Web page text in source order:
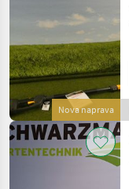
Nova naprava